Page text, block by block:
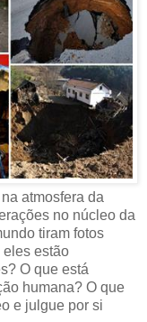
atmosfera da
no núcleo da
tiram fotos
eles estão
O que está
humana? O que
e julgue por si